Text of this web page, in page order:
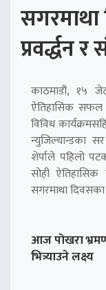
सगरमाथा
प्रवर्द्धन
काठमाडौं, १५
ऐतिहासिक
विविध
न्युजिल्यान्डका
शेर्पाले पहिलो
सोही
सगरमाथा
आज पोखरा
भित्र्याउने लक्ष्य